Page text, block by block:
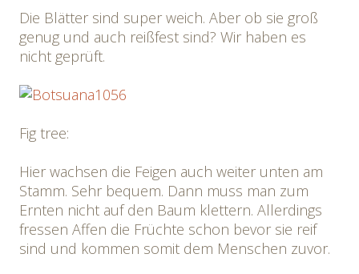
Die Blätter sind super weich. Aber ob sie groß
genug und auch reißfest sind? Wir haben es
nicht geprüft.
Fig tree:
Hier wachsen die Feigen auch weiter unten am
Stamm. Sehr bequem. Dann muss man zum
Ernten nicht auf den Baum klettern. Allerdings
fressen Affen die Früchte schon bevor sie reif
sind und kommen somit dem Menschen zuvor.